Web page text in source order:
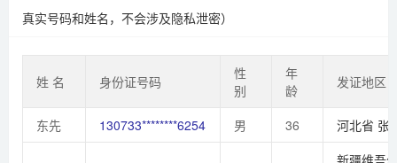
真实号码和姓名，不会涉及隐私泄密）
姓 名 身份证号码
性
别
年
龄
发证地区
东先 130733********6254 男 36 河北省 张
新疆维吾